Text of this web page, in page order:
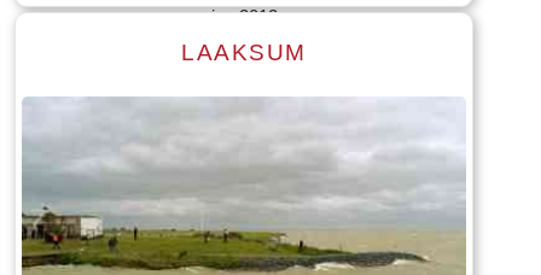
jun 2012
Lees meer
LAAKSUM